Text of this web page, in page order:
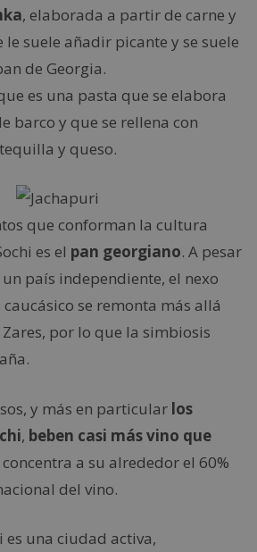
, elaborada a partir de carne y
le suele añadir picante y se suele
de Georgia.
es una pasta que se elabora
barco y que se rellena con
y queso.
que conforman la cultura
es el pan georgiano. A pesar
país independiente, el nexo
se remonta más allá
por lo que la simbiosis
y más en particular los
, beben casi más vino que
a su alrededor el 60%
del vino.
es una ciudad activa,